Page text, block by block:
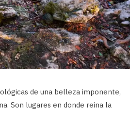
de una belleza imponente,
Son lugares en donde reina la